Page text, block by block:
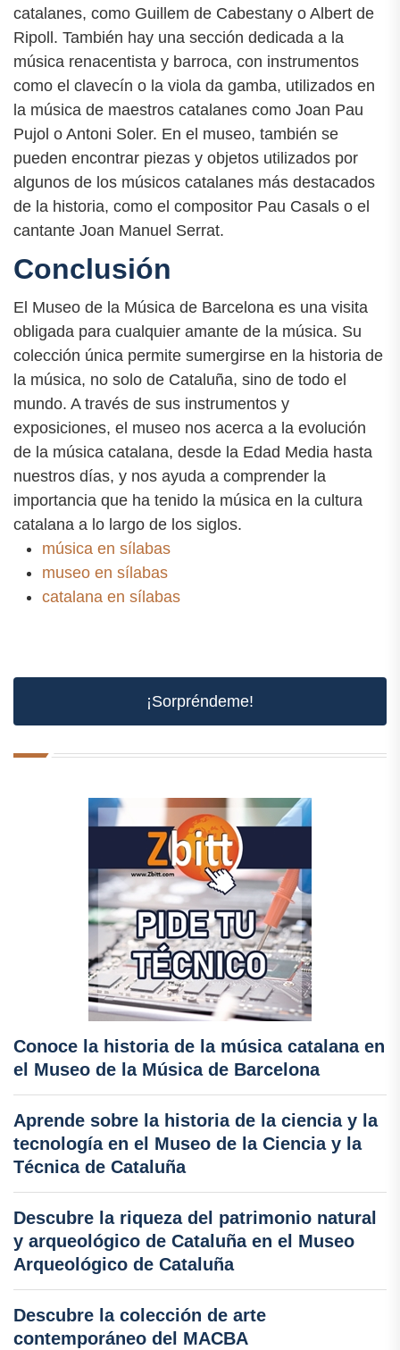
catalanes, como Guillem de Cabestany o Albert de
Ripoll. También hay una sección dedicada a la
música renacentista y barroca, con instrumentos
como el clavecín o la viola da gamba, utilizados en
la música de maestros catalanes como Joan Pau
Pujol o Antoni Soler. En el museo, también se
pueden encontrar piezas y objetos utilizados por
algunos de los músicos catalanes más destacados
de la historia, como el compositor Pau Casals o el
cantante Joan Manuel Serrat.
Conclusión
El Museo de la Música de Barcelona es una visita
obligada para cualquier amante de la música. Su
colección única permite sumergirse en la historia de
la música, no solo de Cataluña, sino de todo el
mundo. A través de sus instrumentos y
exposiciones, el museo nos acerca a la evolución
de la música catalana, desde la Edad Media hasta
nuestros días, y nos ayuda a comprender la
importancia que ha tenido la música en la cultura
catalana a lo largo de los siglos.
música en sílabas
museo en sílabas
catalana en sílabas
¡Sorpréndeme!
Conoce la historia de la música catalana en
el Museo de la Música de Barcelona
Aprende sobre la historia de la ciencia y la
tecnología en el Museo de la Ciencia y la
Técnica de Cataluña
Descubre la riqueza del patrimonio natural
y arqueológico de Cataluña en el Museo
Arqueológico de Cataluña
Descubre la colección de arte
contemporáneo del MACBA